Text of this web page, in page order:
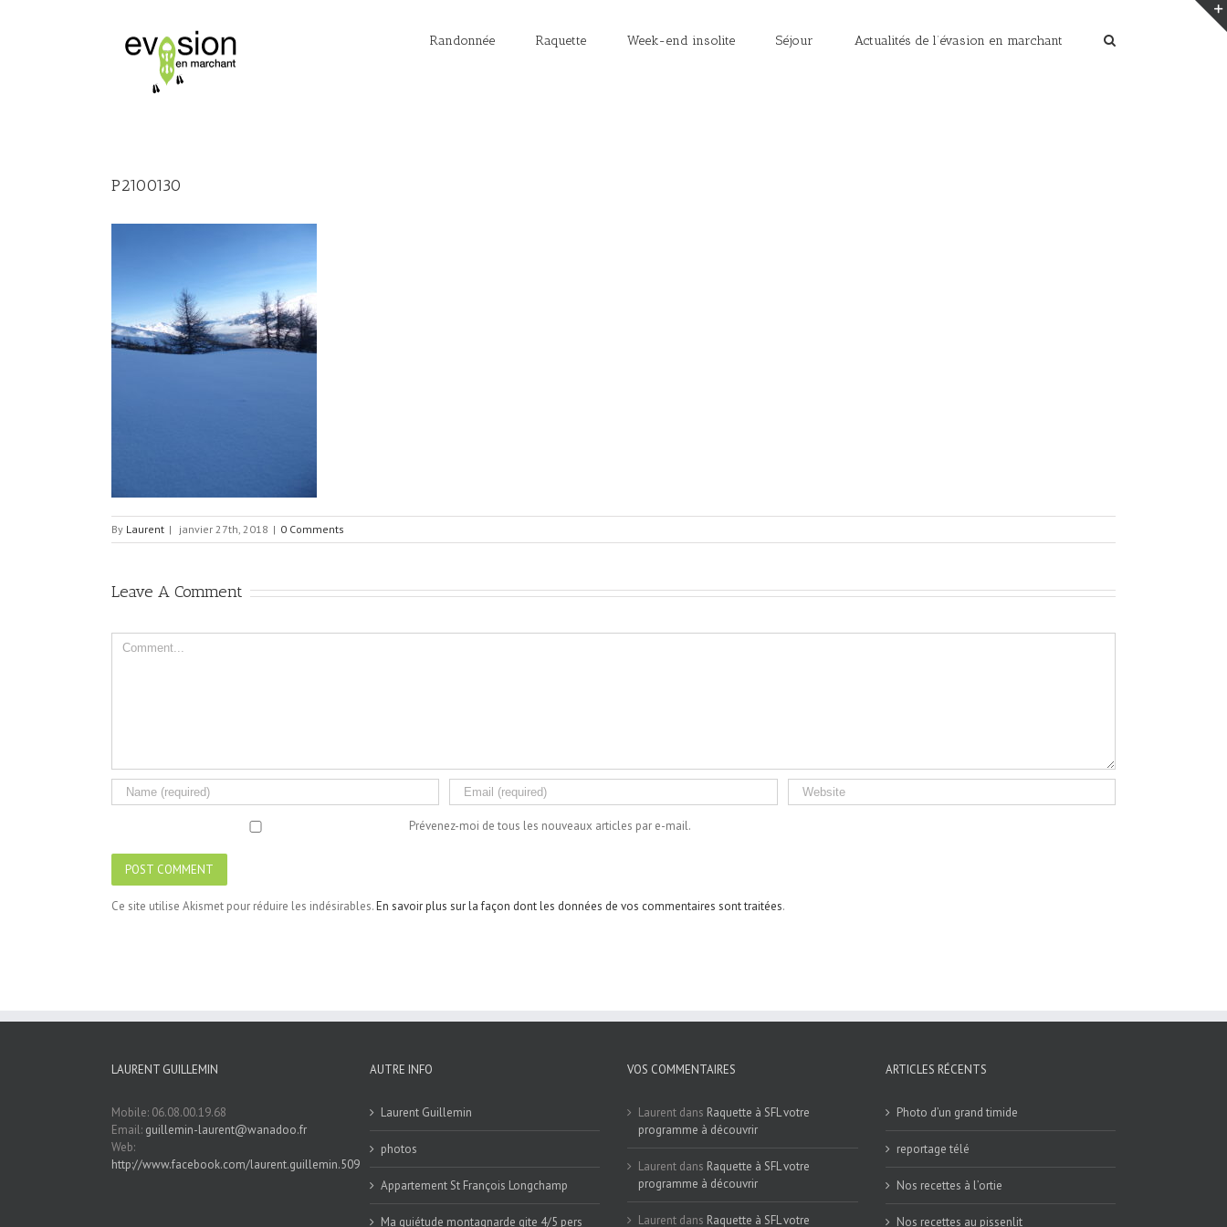
Randonnée Raquette Week-end insolite Séjour Actualités de l’évasion en marchant
P2100130
By Laurent | janvier 27th, 2018 | 0 Comments
Leave A Comment
Comment
Prévenez-moi de tous les nouveaux articles par e-mail.
Ce site utilise Akismet pour réduire les indésirables.En savoir plus sur la façon dont les données de vos commentaires sont traitées.
LAURENT GUILLEMIN
Mobile: 06.08.00.19.68
Email: guillemin-laurent@wanadoo.fr
Web:
http://www.facebook.com/laurent.guillemin.509
AUTRE INFO
Laurent Guillemin
photos
Appartement St François Longchamp
Ma quiétude montagnarde gite 4/5 pers
VOS COMMENTAIRES
Laurent dans Raquette à SFL votre
programme à découvrir
Laurent dans Raquette à SFL votre
programme à découvrir
Laurent dans Raquette à SFL votre
ARTICLES RÉCENTS
Photo d’un grand timide
reportage télé
Nos recettes à l’ortie
Nos recettes au pissenlit